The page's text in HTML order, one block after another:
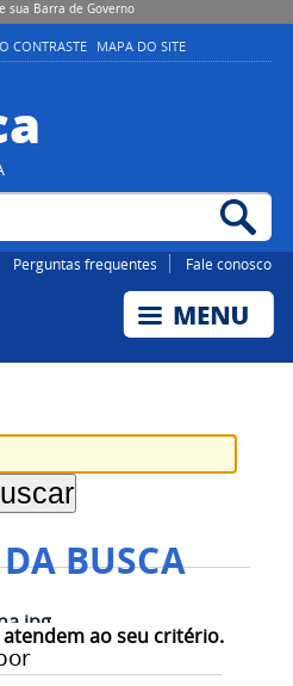
sua Barra de Governo
CONTRASTE MAPA DO SITE
Perguntas frequentes Fale conosco
BUSCA
ao seu critério.
/ Foto